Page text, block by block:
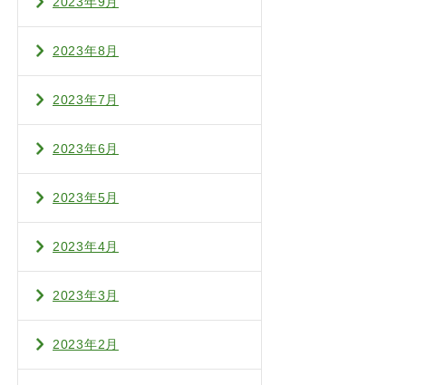
2023年8月
2023年7月
2023年6月
2023年5月
2023年4月
2023年3月
2023年2月